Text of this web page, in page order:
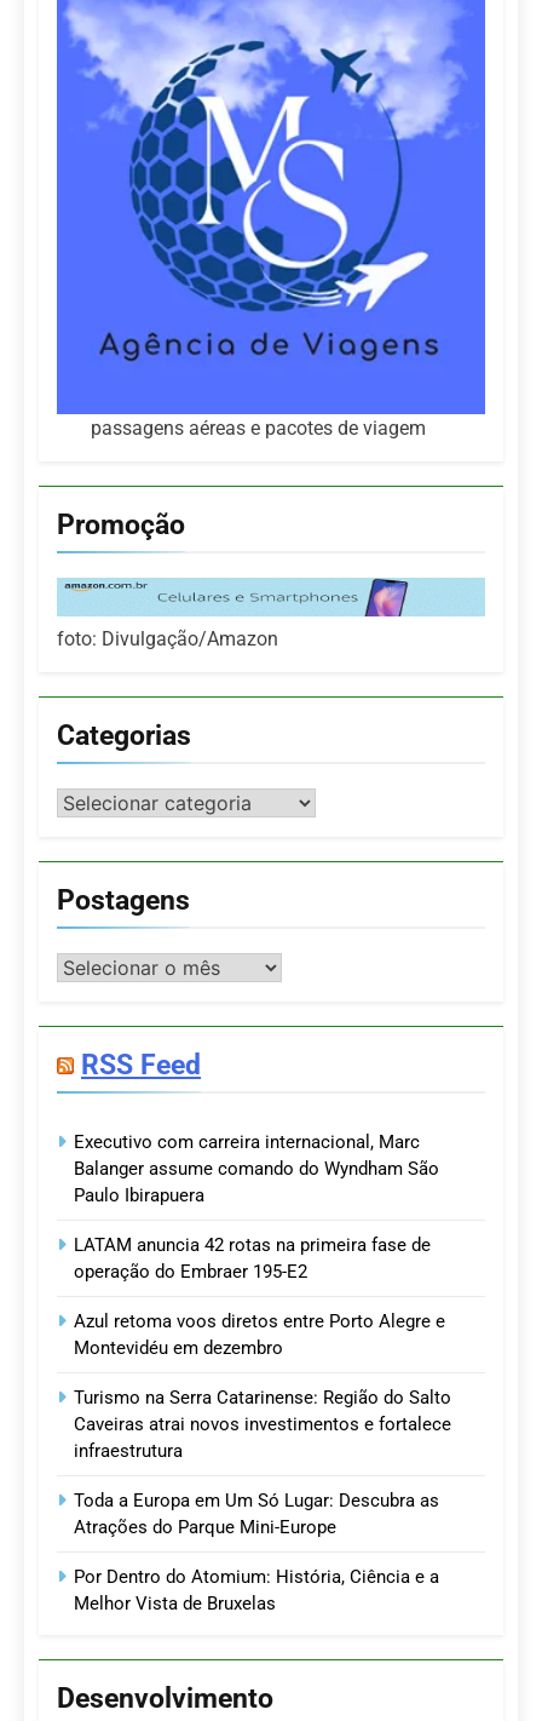
passagens aéreas e pacotes de viagem
Promoção
foto: Divulgação/Amazon
Categorias
Categorias
Postagens
Postagens
RSS Feed
Executivo com carreira internacional, Marc
Balanger assume comando do Wyndham São
Paulo Ibirapuera
LATAM anuncia 42 rotas na primeira fase de
operação do Embraer 195-E2
Azul retoma voos diretos entre Porto Alegre e
Montevidéu em dezembro
Turismo na Serra Catarinense: Região do Salto
Caveiras atrai novos investimentos e fortalece
infraestrutura
Toda a Europa em Um Só Lugar: Descubra as
Atrações do Parque Mini-Europe
Por Dentro do Atomium: História, Ciência e a
Melhor Vista de Bruxelas
Desenvolvimento